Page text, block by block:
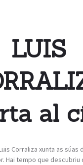
LUIS
al
Corraliza xunta as súas
Hai tempo que descubriu